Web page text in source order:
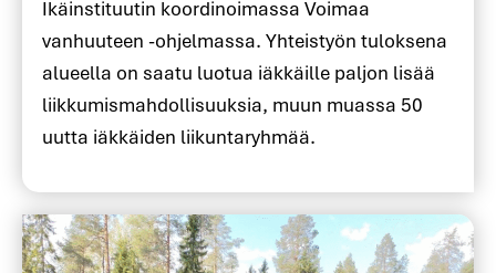
Ikäinstituutin koordinoimassa Voimaa
vanhuuteen -ohjelmassa. Yhteistyön tuloksena
alueella on saatu luotua iäkkäille paljon lisää
liikkumismahdollisuuksia, muun muassa 50
uutta iäkkäiden liikuntaryhmää.